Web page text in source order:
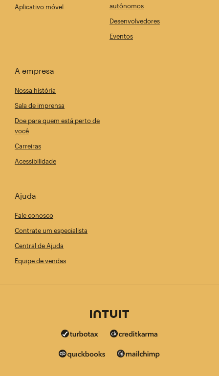
Aplicativo móvel
autônomos
Desenvolvedores
Eventos
A empresa
Nossa história
Sala de imprensa
Doe para quem está perto de
você
Carreiras
Acessibilidade
Ajuda
Fale conosco
Contrate um especialista
Central de Ajuda
Equipe de vendas